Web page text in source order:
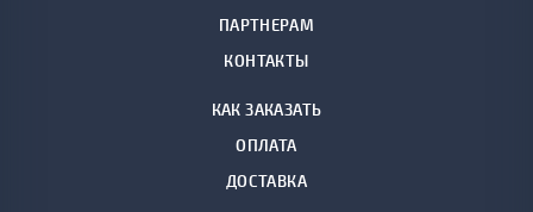
ПАРТНЕРАМ
КОНТАКТЫ
КАК ЗАКАЗАТЬ
ОПЛАТА
ДОСТАВКА